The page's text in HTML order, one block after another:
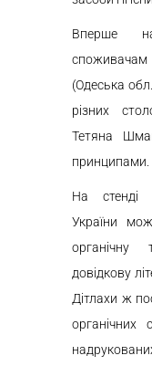
Вперше
споживачам
(Одеська
різних
Тетяна
принципами.
На стенді
України
органічну
довідкову
Дітлахи ж